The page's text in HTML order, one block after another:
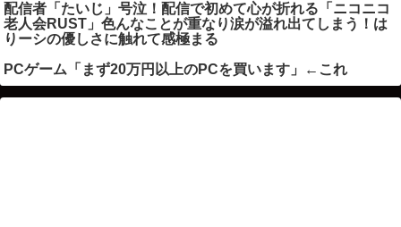
配信者「たいじ」号泣！配信で初めて心が折れる「ニコニコ
老人会RUST」色んなことが重なり涙が溢れ出てしまう！は
りーシの優しさに触れて感極まる
PCゲーム「まず20万円以上のPCを買います」←これ